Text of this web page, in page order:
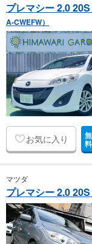
プレマシー 2.0
A-CWEFW）
お気に入り 無
料
マツダ
プレマシー 2.0 20S